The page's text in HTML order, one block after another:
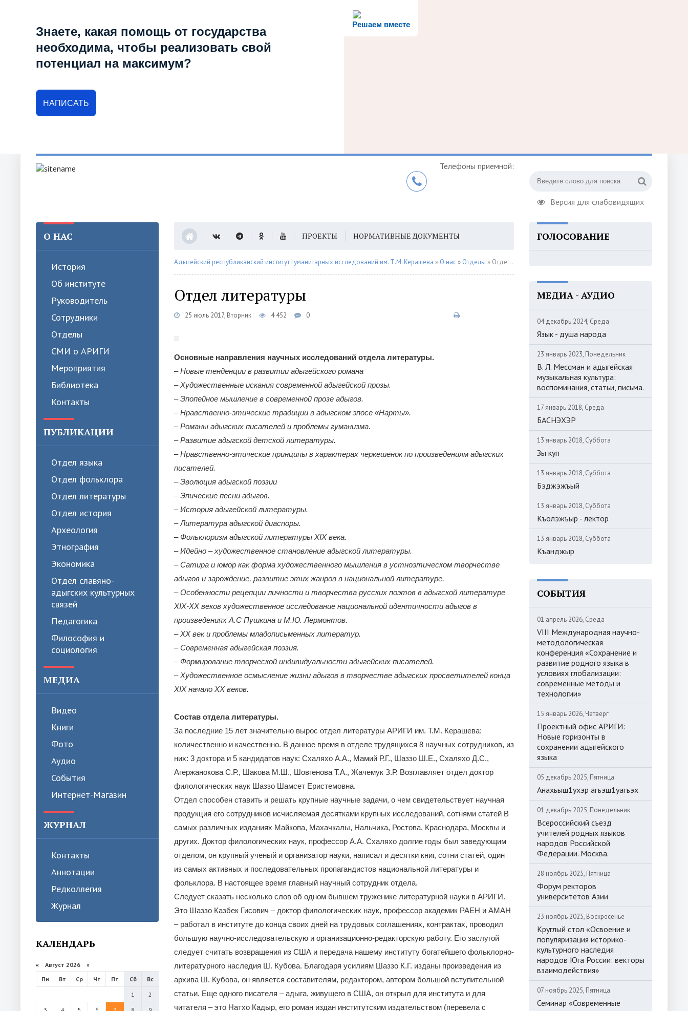
Решаем вместе
Знаете, какая помощь от государства
необходима, чтобы реализовать свой
потенциал на максимум?
НАПИСАТЬ
Версия для слабовидящих
Телефоны приемной:
О НАС
История
Об институте
Руководитель
Сотрудники
Отделы
СМИ о АРИГИ
Мероприятия
Библиотека
Контакты
ПУБЛИКАЦИИ
Отдел языка
Отдел фольклора
Отдел литературы
Отдел история
Археология
Этнография
Экономика
Отдел славяно-
адыгских культурных
связей
Педагогика
Философия и
социология
МЕДИА
Видео
Книги
Фото
Аудио
События
Интернет-Магазин
ЖУРНАЛ
Контакты
Аннотации
Редколлегия
Журнал
КАЛЕНДАРЬ
« Август 2026 »
Пн
Вт Ср Чт Пт Сб
Вс
1
2
ПРОЕКТЫ НОРМАТИВНЫЕ ДОКУМЕНТЫ
ВХОД
Адыгейский республиканский институт гуманитарных исследований им. Т.М. Керашева » О нас » Отделы » Отдел литературы
Отдел литературы
25 июль 2017, Вторник 4 452 0
Основные направления научных исследований отдела литературы.
– Новые тенденции в развитии адыгейского романа
– Художественные искания современной адыгейской прозы.
– Эпопейное мышление в современной прозе адыгов.
– Нравственно-этические традиции в адыгском эпосе «Нарты».
– Романы адыгских писателей и проблемы гуманизма.
– Развитие адыгской детской литературы.
– Нравственно-этические принципы в характерах черкешенок по произведениям адыгских
писателей.
– Эволюция адыгской поэзии
– Эпические песни адыгов.
– История адыгейской литературы.
– Литература адыгской диаспоры.
– Фольклоризм адыгской литературы XIX века.
– Идейно – художественное становление адыгской литературы.
– Сатира и юмор как форма художественного мышления в устноэтическом творчестве
адыгов и зарождение, развитие этих жанров в национальной литературе.
– Особенности рецепции личности и творчества русских поэтов в адыгской литературе
XIX-XX веков художественное исследование национальной идентичности адыгов в
произведениях А.С Пушкина и М.Ю. Лермонтов.
– XX век и проблемы младописьменных литератур.
– Современная адыгейская поэзия.
– Формирование творческой индивидуальности адыгейских писателей.
– Художественное осмысление жизни адыгов в творчестве адыгских просветителей конца
XIX начало XX веков.
Состав отдела литературы.
За последние 15 лет значительно вырос отдел литературы АРИГИ им. Т.М. Керашева:
количественно и качественно. В данное время в отделе трудящихся 8 научных сотрудников, из
них: 3 доктора и 5 кандидатов наук: Схаляхо А.А., Мамий Р.Г., Шаззо Ш.Е., Схаляхо Д.С.,
Агержанокова С.Р., Шакова М.Ш., Шовгенова Т.А., Жачемук З.Р. Возглавляет отдел доктор
филологических наук Шаззо Шамсет Еристемовна.
Отдел способен ставить и решать крупные научные задачи, о чем свидетельствует научная
продукция его сотрудников исчисляемая десятками крупных исследований, сотнями статей В
самых различных изданиях Майкопа, Махачкалы, Нальчика, Ростова, Краснодара, Москвы и
других. Доктор филологических наук, профессор А.А. Схаляхо долгие годы был заведующим
отделом, он крупный ученый и организатор науки, написал и десятки книг, сотни статей, один
из самых активных и последовательных пропагандистов национальной литературы и
фольклора. В настоящее время главный научный сотрудник отдела.
Следует сказать несколько слов об одном бывшем труженике литературной науки в АРИГИ.
Это Шаззо Казбек Гисович – доктор филологических наук, профессор академик РАЕН и АМАН
– работал в институте до конца своих дней на трудовых соглашениях, контрактах, проводил
большую научно-исследовательскую и организационно-редакторскую работу. Его заслугой
следует считать возвращения из США и передача нашему институту богатейшего фольклорно-
литературного наследия Ш. Кубова. Благодаря усилиям Шаззо К.Г. изданы произведения из
архива Ш. Кубова, он является составителям, редактором, автором большой вступительной
статьи. Еще одного писателя – адыга, живущего в США, он открыл для института и для
читателя – это Натхо Кадыр, его роман издан институтским издательством (перевела с
ГОЛОСОВАНИЕ
МЕДИА - АУДИО
04 декабрь 2024, Среда
Язык - душа народа
23 январь 2023, Понедельник
В. Л. Мессман и адыгейская
музыкальная культура:
воспоминания, статьи, письма.
17 январь 2018, Среда
БАСНЭХЭР
13 январь 2018, Суббота
Зы куп
13 январь 2018, Суббота
Бэджэжъый
13 январь 2018, Суббота
Къолэжъыр - лектор
13 январь 2018, Суббота
Къанджыр
СОБЫТИЯ
01 апрель 2026, Среда
VIII Международная научно-
методологическая
конференция «Сохранение и
развитие родного языка в
условиях глобализации:
современные методы и
технологии»
15 январь 2026, Четверг
Проектный офис АРИГИ:
Новые горизонты в
сохранении адыгейского
языка
05 декабрь 2025, Пятница
Анахьыш1ухэр агъэш1уагъэх
01 декабрь 2025, Понедельник
Всероссийский съезд
учителей родных языков
народов Российской
Федерации. Москва.
28 ноябрь 2025, Пятница
Форум ректоров
университетов Азии
23 ноябрь 2025, Воскресенье
Круглый стол «Освоение и
популяризация историко-
культурного наследия
народов Юга России: векторы
взаимодействия»
07 ноябрь 2025, Пятница
Семинар «Современные